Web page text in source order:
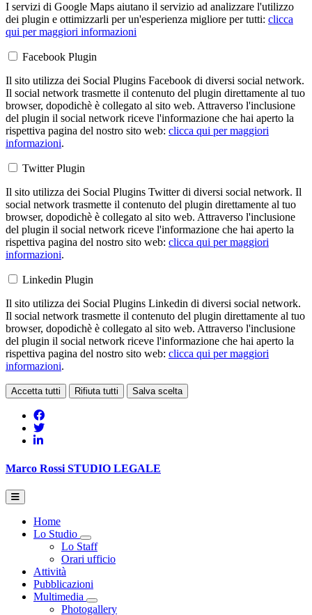
I servizi di Google Maps aiutano il servizio ad analizzare l'utilizzo
dei plugin e ottimizzarli per un'esperienza migliore per tutti: clicca
qui per maggiori informazioni
Facebook Plugin
Il sito utilizza dei Social Plugins Facebook di diversi social network.
Il social network trasmette il contenuto del plugin direttamente al tuo
browser, dopodichè è collegato al sito web. Attraverso l'inclusione
del plugin il social network riceve l'informazione che hai aperto la
rispettiva pagina del nostro sito web: clicca qui per maggiori
informazioni.
Twitter Plugin
Il sito utilizza dei Social Plugins Twitter di diversi social network. Il
social network trasmette il contenuto del plugin direttamente al tuo
browser, dopodichè è collegato al sito web. Attraverso l'inclusione
del plugin il social network riceve l'informazione che hai aperto la
rispettiva pagina del nostro sito web: clicca qui per maggiori
informazioni.
Linkedin Plugin
Il sito utilizza dei Social Plugins Linkedin di diversi social network.
Il social network trasmette il contenuto del plugin direttamente al tuo
browser, dopodichè è collegato al sito web. Attraverso l'inclusione
del plugin il social network riceve l'informazione che hai aperto la
rispettiva pagina del nostro sito web: clicca qui per maggiori
informazioni.
Accetta tutti Rifiuta tutti Salva scelta
Marco Rossi STUDIO LEGALE
Home
Lo Studio
Toggle Dropdown
Lo Staff
Orari ufficio
Attività
Pubblicazioni
Multimedia
Toggle Dropdown
Photogallery